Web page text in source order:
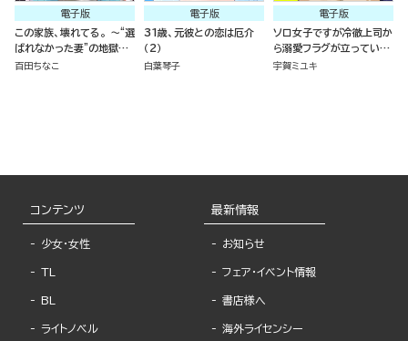
電子版
この家族、壊れてる。 ～“選
ばれなかった妻”の地獄～
（分冊版）
百田ちなこ
電子版
31歳、元彼との恋は厄介
（2）
白葉琴子
電子版
ソロ女子ですが冷徹上司か
ら溺愛フラグが立っていま
す…!?（分冊版）
宇賀ミユキ
コンテンツ
少女・女性
TL
BL
ライトノベル
最新情報
お知らせ
フェア・イベント情報
書店様へ
海外ライセンシー